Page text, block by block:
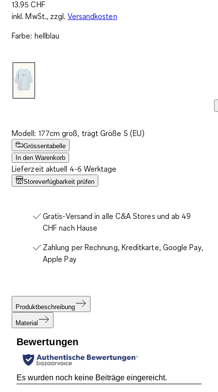
13.95 CHF
inkl. MwSt., zzgl. Versandkosten
Farbe: hellblau
Modell: 177cm groß, trägt Größe S (EU)
Grössentabelle
In den Warenkorb
Lieferzeit aktuell 4-6 Werktage
Storeverfügbarkeit prüfen
Gratis-Versand in alle C&A Stores und ab 49
CHF nach Hause
Zahlung per Rechnung, Kreditkarte, Google Pay,
Apple Pay
Produktbeschreibung
Material
Bewertungen
Es wurden noch keine Beiträge eingereicht.